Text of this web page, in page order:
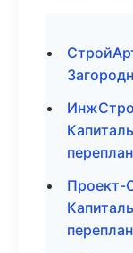
Проект-